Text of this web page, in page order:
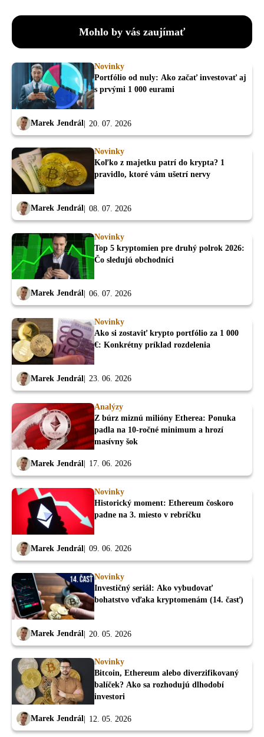
Mohlo by vás zaujímať
Novinky
Portfólio od nuly: Ako začať investovať aj
s prvými 1 000 eurami
Marek Jendrál 20. 07. 2026
Novinky
Koľko z majetku patrí do krypta? 1
pravidlo, ktoré vám ušetrí nervy
Marek Jendrál 08. 07. 2026
Novinky
Top 5 kryptomien pre druhý polrok 2026:
Čo sledujú obchodníci
Marek Jendrál 06. 07. 2026
Novinky
Ako si zostaviť krypto portfólio za 1 000
€: Konkrétny príklad rozdelenia
Marek Jendrál 23. 06. 2026
Analýzy
Z búrz miznú milióny Etherea: Ponuka
padla na 10-ročné minimum a hrozí
masívny šok
Marek Jendrál 17. 06. 2026
Novinky
Historický moment: Ethereum čoskoro
padne na 3. miesto v rebríčku
Marek Jendrál 09. 06. 2026
Novinky
Investičný seriál: Ako vybudovať
bohatstvo vďaka kryptomenám (14. časť)
Marek Jendrál 20. 05. 2026
Novinky
Bitcoin, Ethereum alebo diverzifikovaný
balíček? Ako sa rozhodujú dlhodobí
investori
Marek Jendrál 12. 05. 2026